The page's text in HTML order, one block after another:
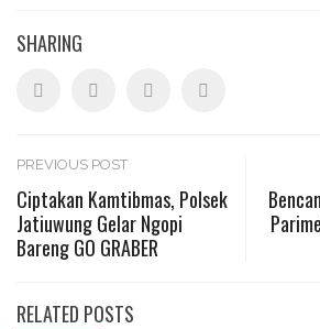
SHARING
Post
navigation
PREVIOUS POST
Ciptakan Kamtibmas, Polsek
Jatiuwung Gelar Ngopi
Bareng GO GRABER
RELATED POSTS